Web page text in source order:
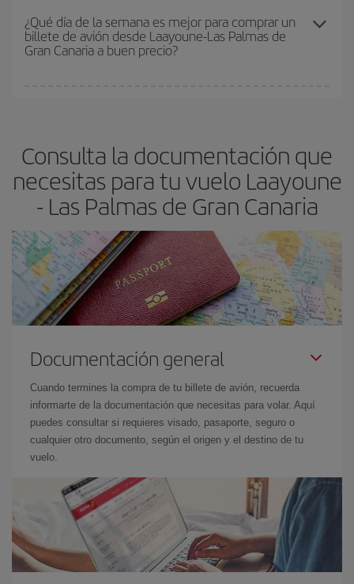
precio según tus necesidades de viaje. La tarifa básica, te
asegura el vuelo más barato.
¿Qué día de la semana es mejor para comprar un
billete de avión desde Laayoune-Las Palmas de
Gran Canaria a buen precio?
avión más baratos te saldrán. Además, si buscas los vuelos con
las fechas y los horarios del viaje un poco abiertos, podráselegir
el precio más barato.
Consulta la documentación que
necesitas para tu vuelo Laayoune
- Las Palmas de Gran Canaria
Documentación general
Cuando termines la compra de tu billete de avión, recuerda
informarte de la documentación que necesitas para volar. Aquí
puedes consultar si requieres visado, pasaporte, seguro o
cualquier otro documento, según el origen y el destino de tu
vuelo.